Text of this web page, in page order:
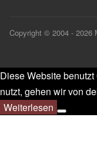
Copyright © 2004 - 2026
Diese Website
nutzt, gehen wir von
Weiterlesen